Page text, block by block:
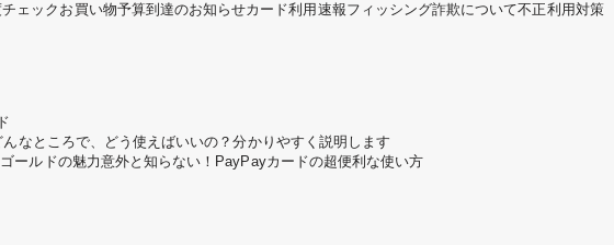
ェックお買い物予算到達のお知らせカード利用速報フィッシング詐欺について不正利用対策
なところで、どう使えばいいの？分かりやすく説明します
ールドの魅力意外と知らない！PayPayカードの超便利な使い方